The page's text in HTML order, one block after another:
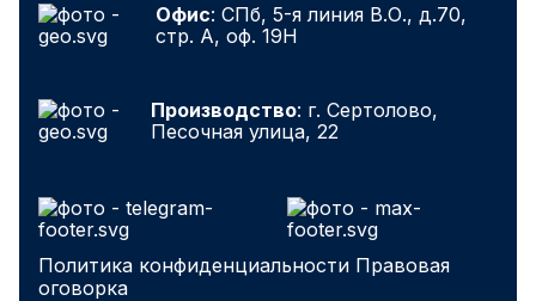
Офис: СПб, 5-я линия В.О., д.70,
стр. А, оф. 19Н
Производство: г. Сертолово,
Песочная улица, 22
Политика конфиденциальности Правовая
оговорка